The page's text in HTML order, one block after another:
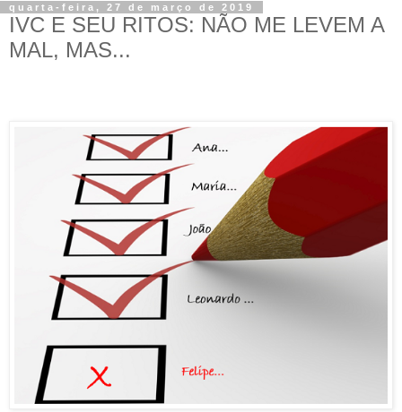
quarta-feira, 27 de março de 2019
IVC E SEU RITOS: NÃO ME LEVEM A
MAL, MAS...